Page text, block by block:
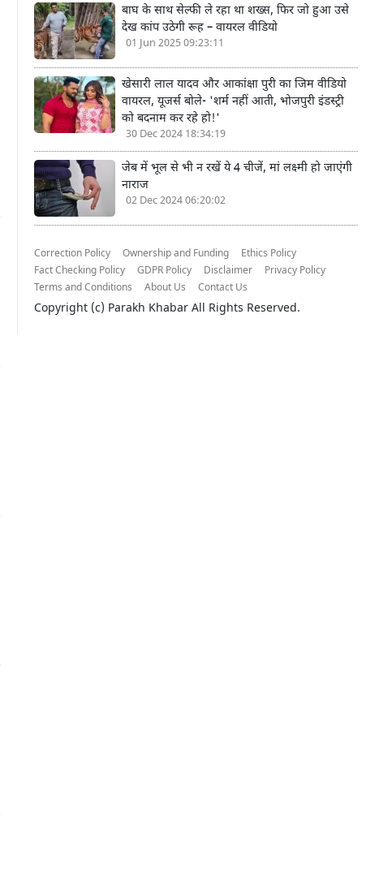
बाघ के साथ सेल्फी ले रहा था शख्स, फिर जो हुआ उसे
देख कांप उठेगी रूह – वायरल वीडियो
01 Jun 2025 09:23:11
खेसारी लाल यादव और आकांक्षा पुरी का जिम वीडियो
वायरल, यूजर्स बोले- 'शर्म नहीं आती, भोजपुरी इंडस्ट्री
को बदनाम कर रहे हो!'
30 Dec 2024 18:34:19
जेब में भूल से भी न रखें ये 4 चीजें, मां लक्ष्मी हो जाएंगी
नाराज
02 Dec 2024 06:20:02
Correction Policy Ownership and Funding
Ethics Policy
Fact Checking Policy
GDPR Policy Disclaimer
Privacy Policy
Terms and Conditions
About Us Contact Us
Copyright (c) Parakh Khabar All Rights Reserved.